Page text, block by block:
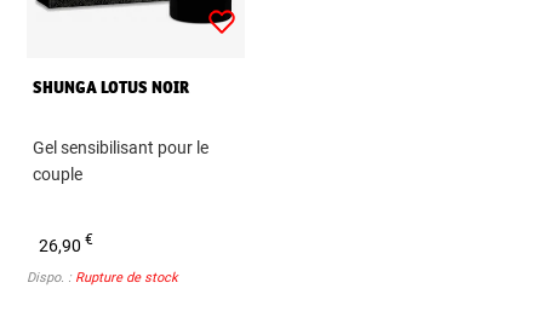
SHUNGA LOTUS NOIR
Gel sensibilisant pour le
couple
26,90€
Dispo. : Rupture de stock